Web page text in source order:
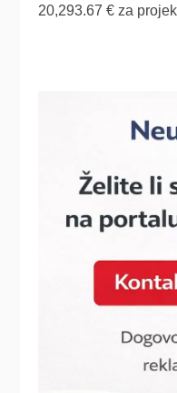
20,293.67 € za